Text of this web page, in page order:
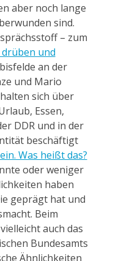
aber noch lange
sind.
– zum
und
an der
und Mario
sich über
Essen,
DDR und in der
beschäftigt
Was heißt das?
oder weniger
haben
geprägt hat und
Beim
auch das
Bundesamts
Ähnlichkeiten